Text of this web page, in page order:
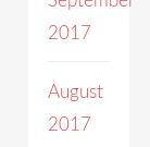
2017
August
2017